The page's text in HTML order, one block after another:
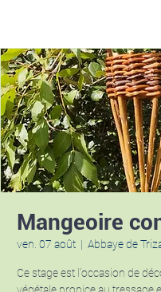
Mangeoire
ven. 07 août
  |
Abbaye de
Ce stage est l'occasion de